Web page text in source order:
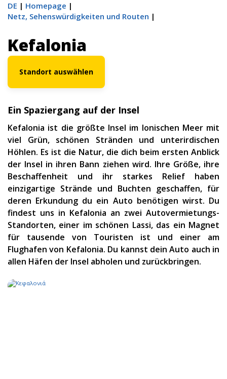
DE
Homepage
Netz, Sehenswürdigkeiten und Routen
Kefalonia
Standort auswählen
Ein Spaziergang auf der Insel
Kefalonia ist die größte Insel im Ionischen Meer mit
viel Grün, schönen Stränden und unterirdischen
Höhlen. Es ist die Natur, die dich beim ersten Anblick
der Insel in ihren Bann ziehen wird. Ihre Größe, ihre
Beschaffenheit und ihr starkes Relief haben
einzigartige Strände und Buchten geschaffen, für
deren Erkundung du ein Auto benötigen wirst. Du
findest uns in Kefalonia an zwei Autovermietungs-
Standorten, einer im schönen Lassi, das ein Magnet
für tausende von Touristen ist und einer am
Flughafen von Kefalonia. Du kannst dein Auto auch in
allen Häfen der Insel abholen und zurückbringen.